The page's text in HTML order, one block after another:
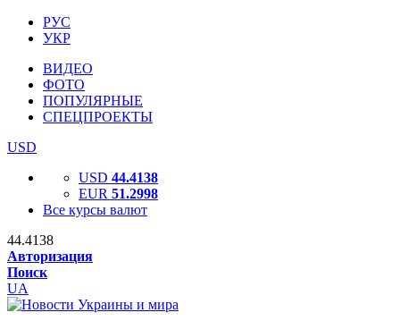
РУС
УКР
ВИДЕО
ФОТО
ПОПУЛЯРНЫЕ
СПЕЦПРОЕКТЫ
USD
USD 44.4138
EUR 51.2998
Все курсы валют
44.4138
Авторизация
Поиск
UA